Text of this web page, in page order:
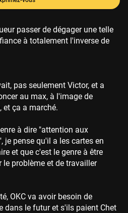
passer de dégager une telle
à totalement l'inverse de
pas seulement Victor, et a
au max, à l'image de
et ça a marché.
à dire "attention aux
je pense qu'il a les cartes en
et que c'est le genre à être
problème et de travailler
OKC va avoir besoin de
dans le futur et s'ils paient Chet